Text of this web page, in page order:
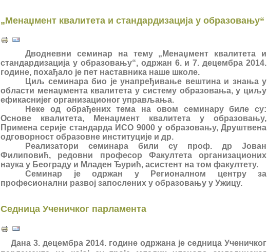
„Менаџмент квалитета и стандардизација у образовању“
Дводневни семинар на тему „Менаџмент квалитета и
стандардизација у образовању“, одржан 6. и 7. децембра 2014.
године, похађало је пет наставника наше школе.
Циљ семинара био је унапређивање вештина и знања у
области менаџмента квалитета у систему образовања, у циљу
ефикаснијег организационог управљања.
Неке од обрађених тема на овом семинару биле су:
Основе квалитета, Менаџмент квалитета у образовању,
Примена серије стандарда ИСО 9000 у образовању, Друштвена
одговорност образовне институције и др.
Реализатори семинара били су проф. др Јован
Филиповић, редовни професор Факултета организационих
наука у Београду и Младен Ђурић, асистент на том факултету.
Семинар је одржан у Регионалном центру за
професионални развој запослених у образовању у Ужицу.
Седница Ученичког парламента
Дана 3. децембра 2014. године одржана је седница Ученичког